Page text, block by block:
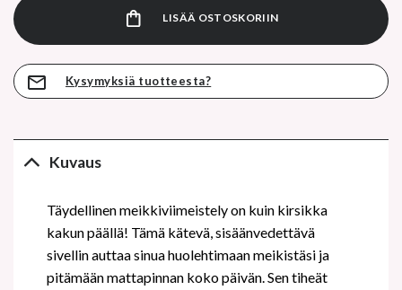
LISÄÄ OSTOSKORIIN
Kysymyksiä tuotteesta?
Kuvaus
Täydellinen meikkiviimeistely on kuin kirsikka
kakun päällä! Tämä kätevä, sisäänvedettävä
sivellin auttaa sinua huolehtimaan meikistäsi ja
pitämään mattapinnan koko päivän. Sen tiheät